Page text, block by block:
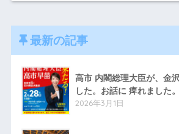
最新の記事
高市 内閣総理大臣が、金
した。お話に 痺れました。
2026年3月1日